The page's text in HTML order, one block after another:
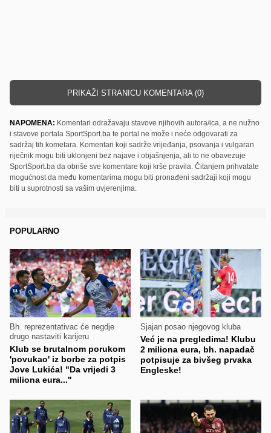
PRIKAŽI STRANICU KOMENTARA (0)
NAPOMENA: Komentari odražavaju stavove njihovih autora/ica, a ne nužno
i stavove portala SportSport.ba te portal ne može i neće odgovarati za
sadržaj tih kometara. Komentari koji sadrže vrijeđanja, psovanja i vulgaran
riječnik mogu biti uklonjeni bez najave i objašnjenja, ali to ne obavezuje
SportSport.ba da obriše sve komentare koji krše pravila. Čitanjem prihvatate
mogućnost da među komentarima mogu biti pronađeni sadržaji koji mogu
biti u suprotnosti sa vašim uvjerenjima.
POPULARNO
Bh. reprezentativac će negdje
drugo nastaviti karijeru
Klub se brutalnom porukom
'povukao' iz borbe za potpis
Jove Lukića! "Da vrijedi 3
miliona eura..."
Sjajan posao njegovog kluba
Već je na pregledima! Klubu
2 miliona eura, bh. napadač
potpisuje za bivšeg prvaka
Engleske!